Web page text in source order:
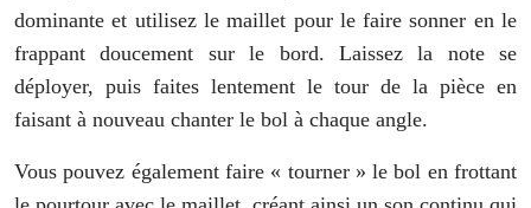
dominante et utilisez le maillet pour le faire sonner en le
frappant doucement sur le bord. Laissez la note se
déployer, puis faites lentement le tour de la pièce en
faisant à nouveau chanter le bol à chaque angle.
Vous pouvez également faire « tourner » le bol en frottant